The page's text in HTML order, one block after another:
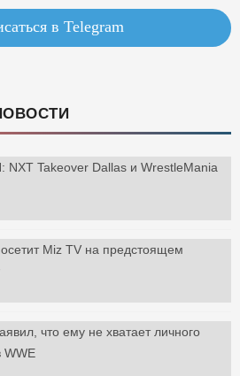
в Telegram
NXT Takeover Dallas и WrestleMania
Miz TV на предстоящем
что ему не хватает личного
WWE